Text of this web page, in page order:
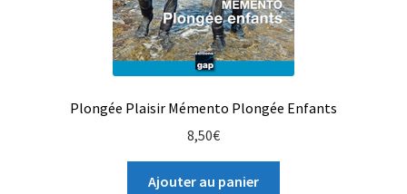
Plongée Plaisir Mémento Plongée Enfants
8,50€
Ajouter au panier